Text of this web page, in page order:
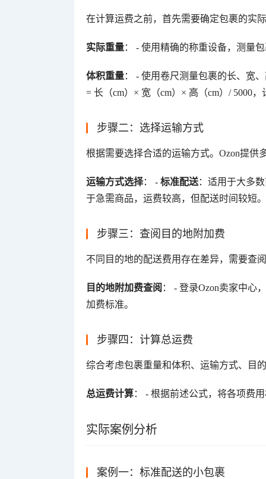
在计算运费之前，首先需要确定包裹的实
实际重量： - 使用精确的称重设备，测量
体积重量： - 使用卷尺测量包裹的长、宽
= 长（cm）× 宽（cm）× 高（cm）/ 5000
步骤二：选择运输方式
根据需要选择合适的运输方式。Ozon提供
运输方式选择： - 标准配送：适用于大多
于急需商品，运费较高，但配送时间较短。
步骤三：查阅目的地附加费
不同目的地的配送费用存在差异，需要查
目的地附加费查阅 ： - 登录Ozon卖家中心
加费标准。
步骤四：计算总运费
综合考虑包裹重量和体积、运输方式、目
总运费计算： - 根据前述公式，将各项费
实际案例分析
案例一：标准配送的小包裹